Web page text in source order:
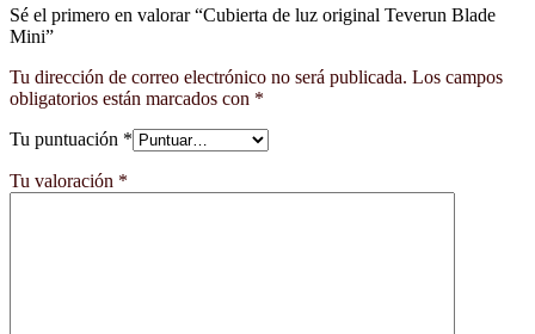
Sé el primero en valorar “Cubierta de luz original Teverun Blade
Mini”
Tu dirección de correo electrónico no será publicada. Los campos
obligatorios están marcados con *
Tu puntuación *
Tu valoración *